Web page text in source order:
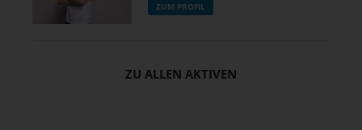
ZUM PROFIL
ZU ALLEN AKTIVEN